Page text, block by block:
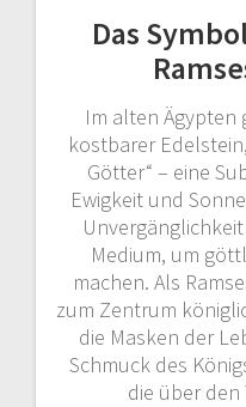
Das
Im alten
kostbarer
Götter“ – eine
Ewigkeit und
Medium, um
machen. Als
zum Zentrum
die Masken der
Schmuck des
die über